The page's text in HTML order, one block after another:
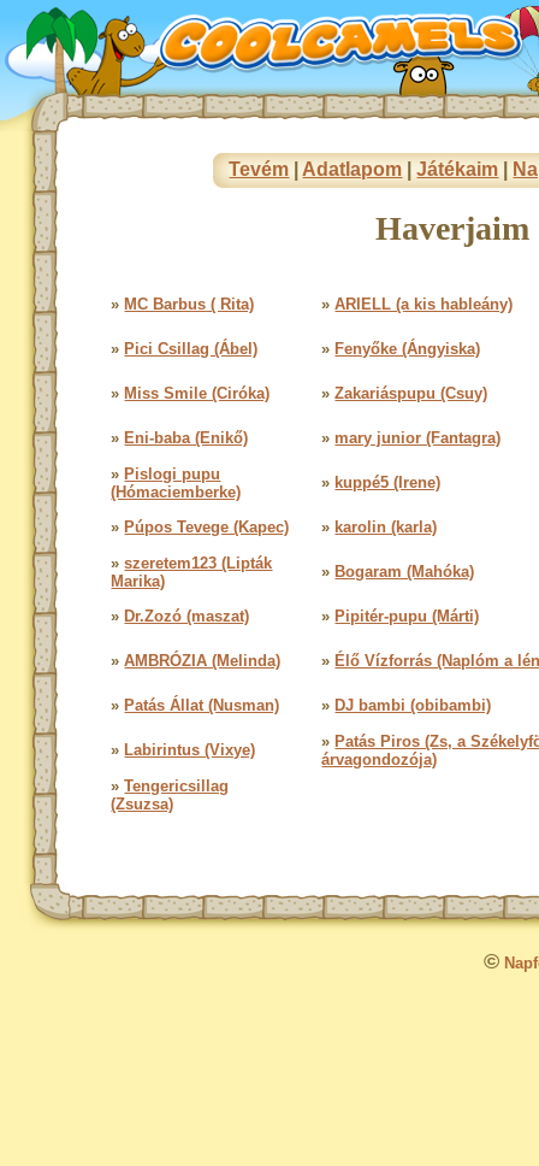
Tevém Adatlapom |Játékaim
Haverjaim
» MC Barbus ( Rita) »ARIELL (a kis hableány)
» Pici Csillag (Ábel) » Fenyőke (Ángyiska)
» Miss Smile (Ciróka) »Zakariáspupu (Csuy)
» Eni-baba (Enikő) » mary junior (Fantagra)
» Pislogi pupu
(Hómaciemberke)
» kuppé5 (Irene)
» Púpos Tevege (Kapec) » karolin (karla)
»szeretem123 (Lipták
Marika)
» Bogaram (Mahóka)
» Dr.Zozó (maszat) » Pipitér-pupu (Márti)
»AMBRÓZIA (Melinda) » Élő Vízforrás (Naplóm a
» Patás Állat (Nusman) » DJ bambi (obibambi)
» Labirintus (Vixye) » Patás Piros (Zs, a
árvagondozója)
»Tengericsillag
(Zsuzsa)
©